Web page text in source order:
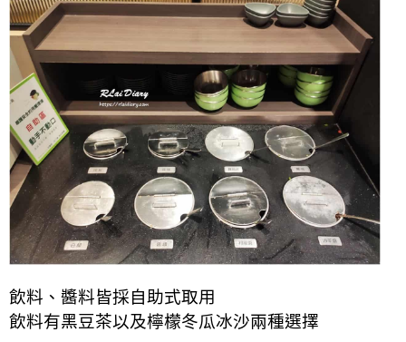
飲料、醬料皆採自助式取用
飲料有黑豆茶以及檸檬冬瓜冰沙兩種選擇